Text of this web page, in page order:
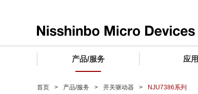
产品/服务 应用
首页 产品/服务 开关驱动器 NJU7386系列